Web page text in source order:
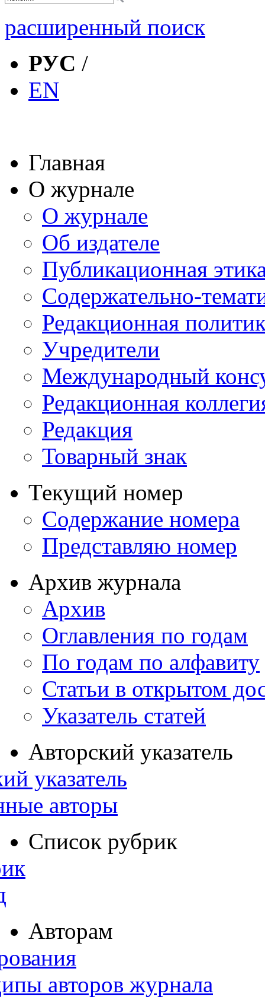
расширенный поиск
РУС /
EN
Главная
О журнале
О журнале
Об издателе
Публикационная
Содержательно-
Редакционная
Учредители
Международный
Редакционная
Редакция
Товарный знак
Текущий номер
Содержание номера
Представляю номер
Архив журнала
Архив
Оглавления по годам
По годам по алфавиту
Статьи в открытом
Указатель статей
Авторский указатель
указатель
авторы
Список рубрик
Авторам
авторов журнала